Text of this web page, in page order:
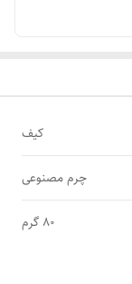
کیف
چرم مصنوعی
80 گرم